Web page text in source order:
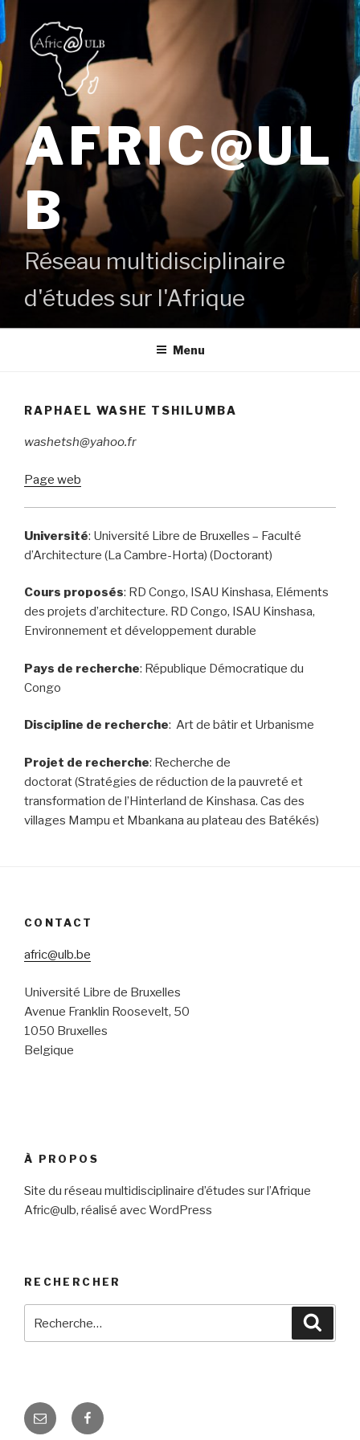
Aller
au
contenu
principal
AFRIC@UL
B
Réseau multidisciplinaire
d'études sur l'Afrique
Menu
RAPHAEL WASHE TSHILUMBA
washetsh@yahoo.fr
Page web
Université: Université Libre de Bruxelles – Faculté
d’Architecture (La Cambre-Horta) (Doctorant)
Cours proposés: RD Congo, ISAU Kinshasa, Eléments
des projets d’architecture. RD Congo, ISAU Kinshasa,
Environnement et développement durable
Pays de recherche: République Démocratique du
Congo
Discipline de recherche: Art de bâtir et Urbanisme
Projet de recherche: Recherche de
doctorat (Stratégies de réduction de la pauvreté et
transformation de l’Hinterland de Kinshasa. Cas des
villages Mampu et Mbankana au plateau des Batékés)
CONTACT
afric@ulb.be
Université Libre de Bruxelles
Avenue Franklin Roosevelt, 50
1050 Bruxelles
Belgique
À PROPOS
Site du réseau multidisciplinaire d’études sur l’Afrique
Afric@ulb, réalisé avec WordPress
RECHERCHER
pour
E-
mail
Facebook